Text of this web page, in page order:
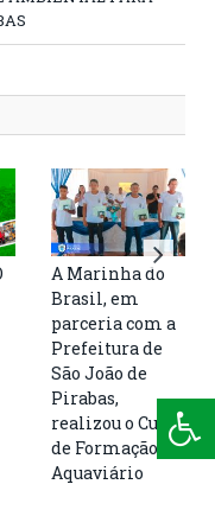
A Marinha do
Brasil, em
parceria com a
Prefeitura de
São João de
Pirabas,
realizou o Curso
de Formação de
Aquaviário